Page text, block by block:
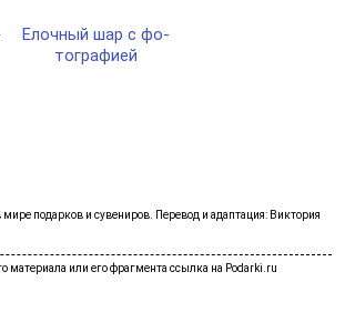
Елоч­ный шар с фо­
тог­ра­фией
подарков и сувениров. Перевод и адаптация: Виктория